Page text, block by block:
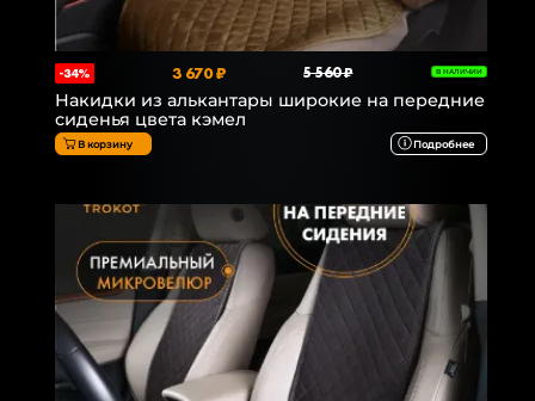
-34% 3 670 ₽ 5 560 ₽ В НАЛИЧИИ
Накидки из алькантары широкие на передние
сиденья цвета кэмел
В корзину Подробнее